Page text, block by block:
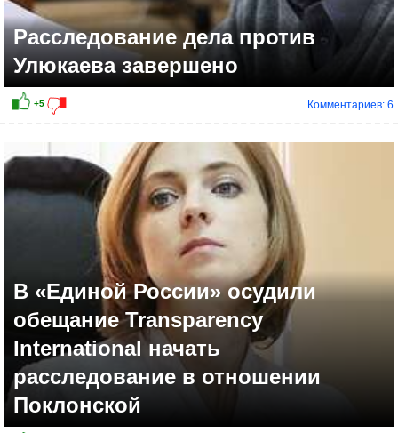
+14
Расследование дела против
Улюкаева завершено
Комментариев: 6
В «Единой России» осудили
обещание Transparency
International начать
расследование в отношении
Поклонской